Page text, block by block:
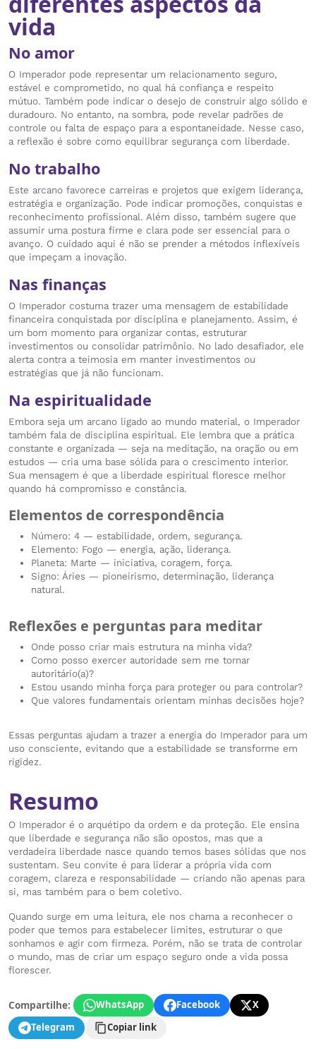
vida
No amor
O Imperador pode representar um relacionamento seguro,
estável e comprometido, no qual há confiança e respeito
mútuo. Também pode indicar o desejo de construir algo sólido e
duradouro. No entanto, na sombra, pode revelar padrões de
controle ou falta de espaço para a espontaneidade. Nesse caso,
a reflexão é sobre como equilibrar segurança com liberdade.
No trabalho
Este arcano favorece carreiras e projetos que exigem liderança,
estratégia e organização. Pode indicar promoções, conquistas e
reconhecimento profissional. Além disso, também sugere que
assumir uma postura firme e clara pode ser essencial para o
avanço. O cuidado aqui é não se prender a métodos inflexíveis
que impeçam a inovação.
Nas finanças
O Imperador costuma trazer uma mensagem de estabilidade
financeira conquistada por disciplina e planejamento. Assim, é
um bom momento para organizar contas, estruturar
investimentos ou consolidar patrimônio. No lado desafiador, ele
alerta contra a teimosia em manter investimentos ou
estratégias que já não funcionam.
Na espiritualidade
Embora seja um arcano ligado ao mundo material, o Imperador
também fala de disciplina espiritual. Ele lembra que a prática
constante e organizada — seja na meditação, na oração ou em
estudos — cria uma base sólida para o crescimento interior.
Sua mensagem é que a liberdade espiritual floresce melhor
quando há compromisso e constância.
Elementos de correspondência
Número: 4 — estabilidade, ordem, segurança.
Elemento: Fogo — energia, ação, liderança.
Planeta: Marte — iniciativa, coragem, força.
Signo: Áries — pioneirismo, determinação, liderança
natural.
Reflexões e perguntas para meditar
Onde posso criar mais estrutura na minha vida?
Como posso exercer autoridade sem me tornar
autoritário(a)?
Estou usando minha força para proteger ou para controlar?
Que valores fundamentais orientam minhas decisões hoje?
Essas perguntas ajudam a trazer a energia do Imperador para um
uso consciente, evitando que a estabilidade se transforme em
rigidez.
Resumo
O Imperador é o arquétipo da ordem e da proteção. Ele ensina
que liberdade e segurança não são opostos, mas que a
verdadeira liberdade nasce quando temos bases sólidas que nos
sustentam. Seu convite é para liderar a própria vida com
coragem, clareza e responsabilidade — criando não apenas para
si, mas também para o bem coletivo.
Quando surge em uma leitura, ele nos chama a reconhecer o
poder que temos para estabelecer limites, estruturar o que
sonhamos e agir com firmeza. Porém, não se trata de controlar
o mundo, mas de criar um espaço seguro onde a vida possa
florescer.
Compartilhe: WhatsApp Facebook
X
Telegram
Copiar link